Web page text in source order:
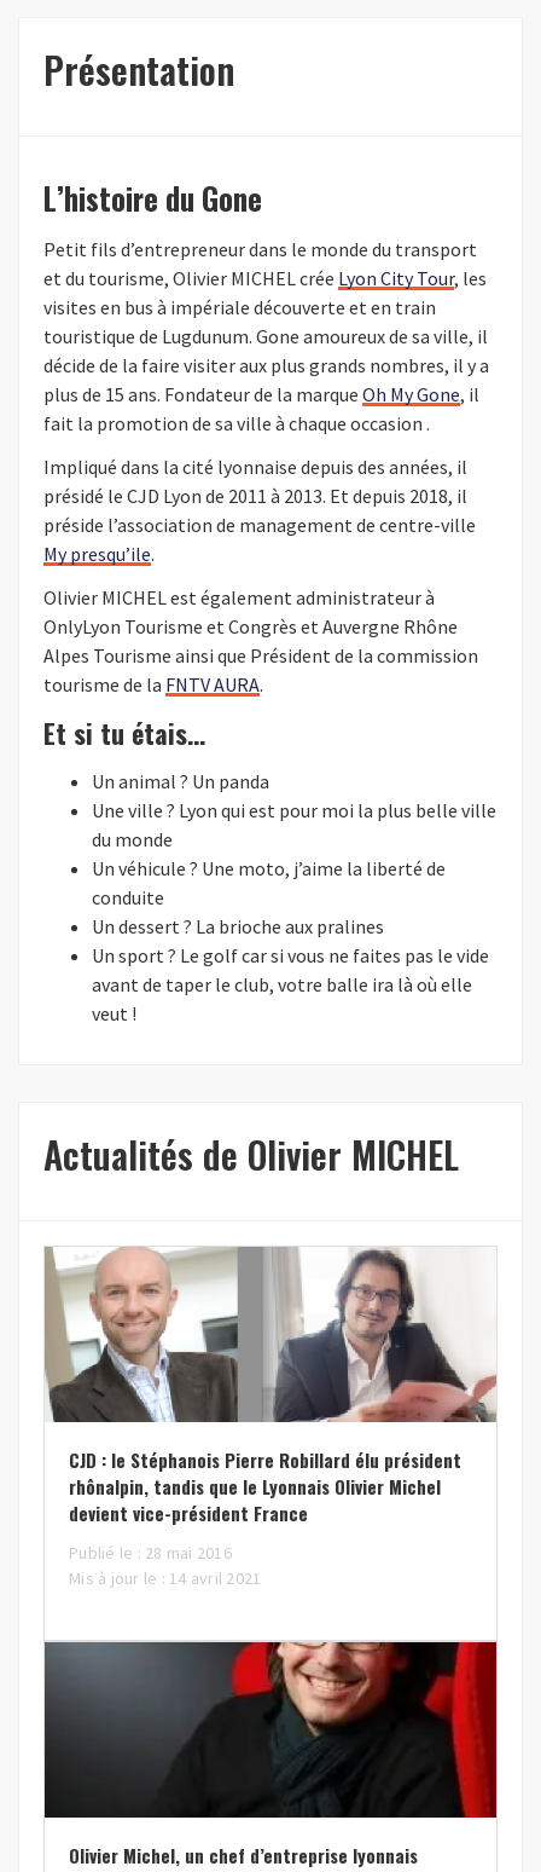
Présentation
L’histoire du Gone
Petit fils d’entrepreneur dans le monde du transport
et du tourisme, Olivier MICHEL crée Lyon City Tour, les
visites en bus à impériale découverte et en train
touristique de Lugdunum. Gone amoureux de sa ville, il
décide de la faire visiter aux plus grands nombres, il y a
plus de 15 ans. Fondateur de la marque Oh My Gone, il
fait la promotion de sa ville à chaque occasion .
Impliqué dans la cité lyonnaise depuis des années, il
présidé le CJD Lyon de 2011 à 2013. Et depuis 2018, il
préside l’association de management de centre-ville
My presqu’ile.
Olivier MICHEL est également administrateur à
OnlyLyon Tourisme et Congrès et Auvergne Rhône
Alpes Tourisme ainsi que Président de la commission
tourisme de la FNTV AURA.
Et si tu étais…
Un animal ? Un panda
Une ville ? Lyon qui est pour moi la plus belle ville
du monde
Un véhicule ? Une moto, j’aime la liberté de
conduite
Un dessert ? La brioche aux pralines
Un sport ? Le golf car si vous ne faites pas le vide
avant de taper le club, votre balle ira là où elle
veut !
Actualités de Olivier MICHEL
CJD : le Stéphanois Pierre Robillard élu président
rhônalpin, tandis que le Lyonnais Olivier Michel
devient vice-président France
Publié le : 28 mai 2016
Mis à jour le : 14 avril 2021
Olivier Michel, un chef d’entreprise lyonnais